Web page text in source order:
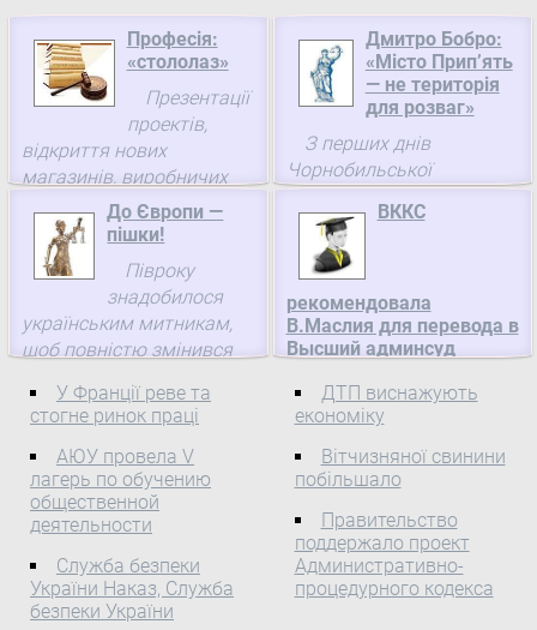
Професія:
«стололаз»
Презентації
проектів,
відкриття нових
магазинів, виробничих
ліній на будь-яких
підприємствах (з
виробництва бетону,
цигарок чи солодкої води
тощо) їхня стихія. І
байдуже, що
презентують. Однією ...
До Європи —
пішки!
Півроку
знадобилося
українським митникам,
щоб повністю змінився
українсько-польському
кордоні пішого переходу
в міжнародному пункті
пропуску Шегині Медика.
Адже умови, за
якихраніше ...
У Франції реве та
стогне ринок праці
АЮУ провела V
лагерь по обучению
общественной
деятельности
Служба безпеки
України Наказ, Служба
безпеки України
Дмитро Бобро:
«Місто Прип’ять
— не територія
для розваг»
З перших днів
Чорнобильської
катастрофи, коли на
телеекранах зявляється
Припять, оператори
обовязково показують
ляльку у покинутій
багатоповерхівці.
Сприймають її не як
забуту дитячу іграшку, ...
ВККС
рекомендовала
В.Маслия для перевода в
Высший админсуд
Как сообщает
корреспондент «ЮП», на
своем сегодняшнем
очередном заседании
Высшая
квалификационная
комиссия судей Украины
предоставила
ДТП виснажують
економіку
Вітчизняної свинини
побільшало
Правительство
поддержало проект
Административно-
процедурного кодекса